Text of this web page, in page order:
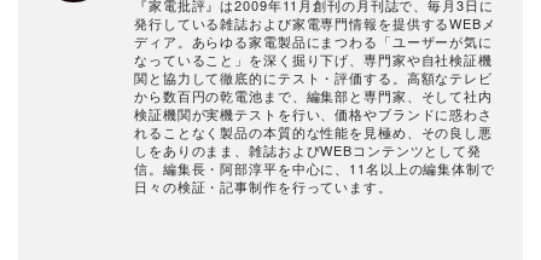
『家電批評』は2009年11月創刊の月刊誌で、毎月3日に
発行している雑誌および家電専門情報を提供するWEBメ
ディア。あらゆる家電製品にまつわる「ユーザーが気に
なっていること」を深く掘り下げ、専門家や自社検証機
関と協力して徹底的にテスト・評価する。高額なテレビ
から数百円の乾電池まで、編集部と専門家、そして社内
検証機関が実機テストを行い、価格やブランドに惑わさ
れることなく製品の本質的な性能を見極め、その良し悪
しをありのまま、雑誌およびWEBコンテンツとして発
信。編集長・阿部淳平を中心に、11名以上の編集体制で
日々の検証・記事制作を行っています。